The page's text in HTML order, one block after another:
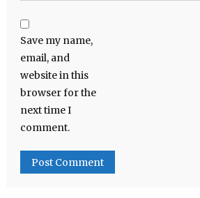
Save my name,
email, and
website in this
browser for the
next time I
comment.